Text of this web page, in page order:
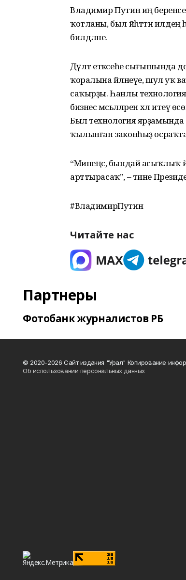
Владимир Путин иң
ҡотланы, был йәһәттән
билдәләне.
Дәүләт етәксеһе
ҡоралына әйләнеүе, шул уҡ
саҡырҙы. Һанлы
бизнес мәсьәләләрен хәл
Был технология ярҙамында
ҡылынған законһыҙ
“Минеңсә, бындай асыҡлыҡ
арттырасаҡ”, – тине
#ВладимирПутин
Читайте нас
Партнеры
Фотобанк журналистов РБ
© 2020-2026 Сайт издания "Урал" Копирование
Об использовании персональных данных